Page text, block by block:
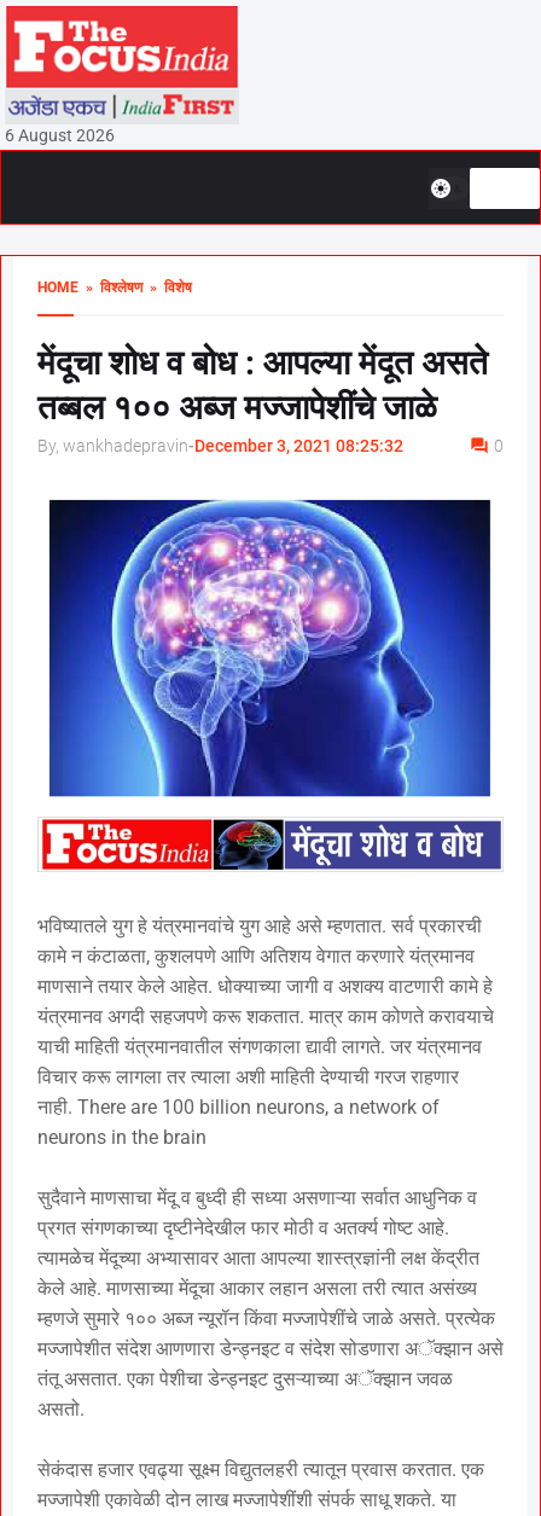
6 August 2026
HOME » विश्लेषण» विशेष
मेंदूचा शोध व बोध : आपल्या मेंदूत असते
तब्बल १०० अब्ज मज्जापेशींचे जाळे
By, wankhadepravin-December 3, 2021 08:25:32 0
भविष्यातले युग हे यंत्रमानवांचे युग आहे असे म्हणतात. सर्व प्रकारची
कामे न कंटाळता, कुशलपणे आणि अतिशय वेगात करणारे यंत्रमानव
माणसाने तयार केले आहेत. धोक्याच्या जागी व अशक्य वाटणारी कामे हे
यंत्रमानव अगदी सहजपणे करू शकतात. मात्र काम कोणते करावयाचे
याची माहिती यंत्रमानवातील संगणकाला द्यावी लागते. जर यंत्रमानव
विचार करू लागला तर त्याला अशी माहिती देण्याची गरज राहणार
नाही. There are 100 billion neurons, a network of
neurons in the brain
सुदैवाने माणसाचा मेंदू व बुध्दी ही सध्या असणाऱ्या सर्वात आधुनिक व
प्रगत संगणकाच्या दृष्टीनेदेखील फार मोठी व अतर्क्य गोष्ट आहे.
त्यामळेच मेंदूच्या अभ्यासावर आता आपल्या शास्त्रज्ञांनी लक्ष केंद्रीत
केले आहे. माणसाच्या मेंदूचा आकार लहान असला तरी त्यात असंख्य
म्हणजे सुमारे १०० अब्ज न्यूरॉन किंवा मज्जापेशींचे जाळे असते. प्रत्येक
मज्जापेशीत संदेश आणणारा डेन्ड्नइट व संदेश सोडणारा अॅक्झान असे
तंतू असतात. एका पेशीचा डेन्ड्नइट दुसऱ्याच्या अॅक्झान जवळ
असतो.
सेकंदास हजार एवढ्या सूक्ष्म विद्युतलहरी त्यातून प्रवास करतात. एक
मज्जापेशी एकावेळी दोन लाख मज्जापेशींशी संपर्क साधू शकते. या